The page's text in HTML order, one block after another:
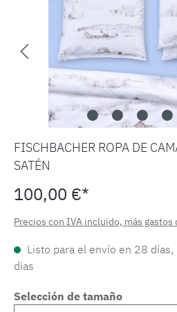
FISCHBACHER ROPA DE
SATÉN
100,00 €*
Precios con IVA incluido, más gastos
Listo para el envío en 28
días
Selección de tamaño